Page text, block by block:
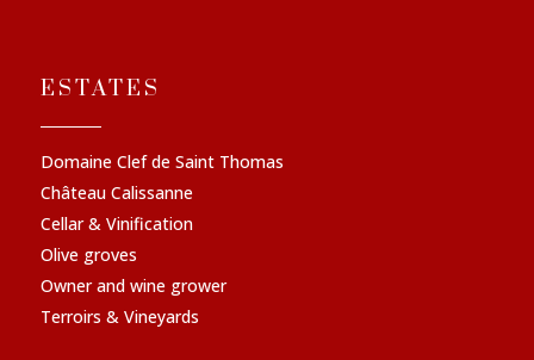
ESTATES
Domaine Clef de Saint Thomas
Château Calissanne
Cellar & Vinification
Olive groves
Owner and wine grower
Terroirs & Vineyards